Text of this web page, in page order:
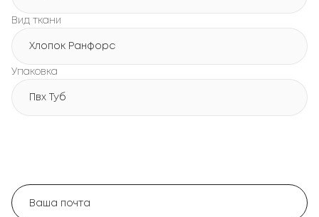
Вид ткани
Хлопок Ранфорс
Упаковка
Пвх Туб